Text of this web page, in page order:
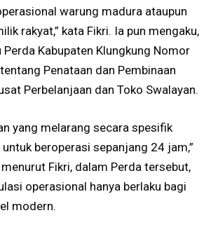
warung madura ataupun
rakyat,” kata Fikri. Ia pun mengaku,
Kabupaten Klungkung Nomor
Penataan dan Pembinaan
Perbelanjaan dan Toko Swalayan.
yang melarang secara spesifik
beroperasi sepanjang 24 jam,”
Fikri, dalam Perda tersebut,
operasional hanya berlaku bagi
modern.